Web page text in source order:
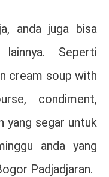
anda juga bisa
Seperti
cream soup with
condiment,
yang segar untuk
anda yang
Padjadjaran.